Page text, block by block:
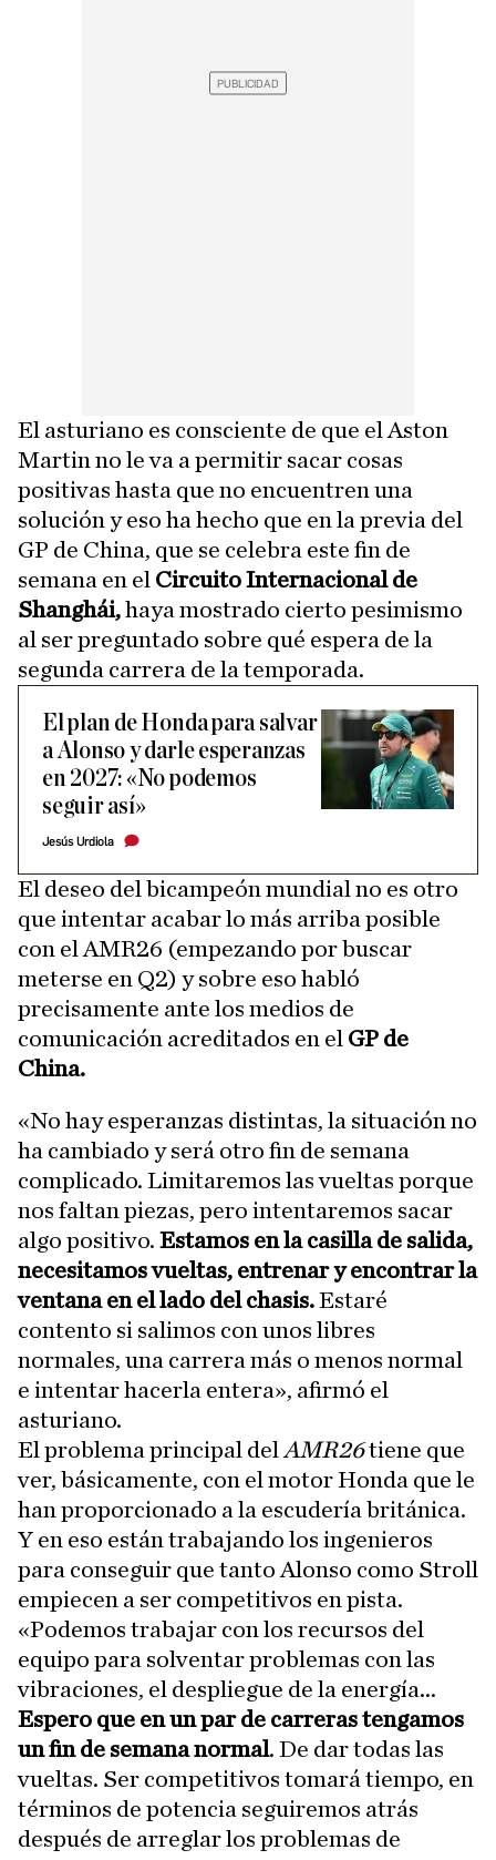
El asturiano es consciente de que el Aston
Martin no le va a permitir sacar cosas
positivas hasta que no encuentren una
solución y eso ha hecho que en la previa del
GP de China, que se celebra este fin de
semana en el Circuito Internacional de
Shanghái,haya mostrado cierto pesimismo
al ser preguntado sobre qué espera de la
segunda carrera de la temporada.
El plan de Honda para salvar
a Alonso y darle esperanzas
en 2027: «No podemos
seguir así»
Jesús Urdiola
El deseo del bicampeón mundial no es otro
que intentar acabar lo más arriba posible
con el AMR26 (empezando por buscar
meterse en Q2) y sobre eso habló
precisamente ante los medios de
comunicación acreditados en el GP de
China.
«No hay esperanzas distintas, la situación no
ha cambiado y será otro fin de semana
complicado. Limitaremos las vueltas porque
nos faltan piezas, pero intentaremos sacar
algo positivo. Estamos en la casilla de salida,
necesitamos vueltas, entrenar y encontrar la
ventana en el lado del chasis.Estaré
contento si salimos con unos libres
normales, una carrera más o menos normal
e intentar hacerla entera», afirmó el
asturiano.
El problema principal del AMR26tiene que
ver, básicamente, con el motor Honda que le
han proporcionado a la escudería británica.
Y en eso están trabajando los ingenieros
para conseguir que tanto Alonso como Stroll
empiecen a ser competitivos en pista.
«Podemos trabajar con los recursos del
equipo para solventar problemas con las
vibraciones, el despliegue de la energía...
Espero que en un par de carreras tengamos
un fin de semana normal. De dar todas las
vueltas. Ser competitivos tomará tiempo, en
términos de potencia seguiremos atrás
después de arreglar los problemas de